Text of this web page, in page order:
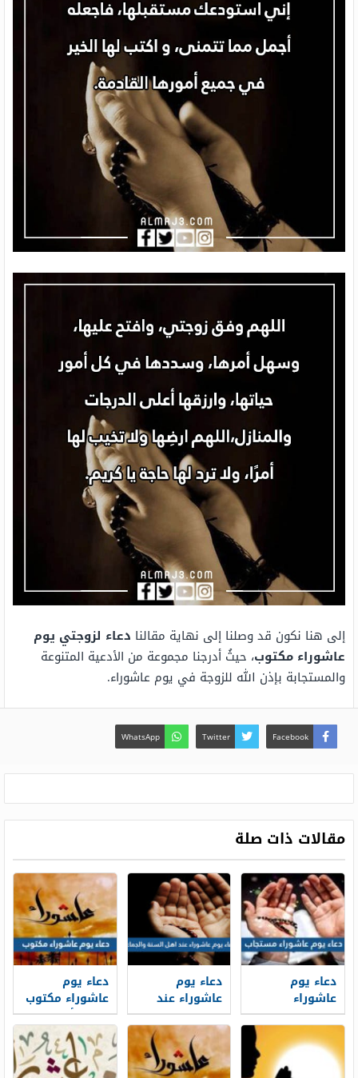
إلى هنا نكون قد وصلنا إلى نهاية مقالنا دعاء لزوجتي يوم
عاشوراء مكتوب، حيثُ أدرجنا مجموعة من الأدعية المتنوعة
والمستجابة بإذن الله للزوجة في يوم عاشوراء.
Facebook
Twitter
WhatsApp
مقالات ذات صلة
دعاء يوم
عاشوراء
مستجاب 1448 ،
أجمل أدعية
صيام عاشوراء
مكتوبة
دعاء يوم
عاشوراء عند
اهل السنة
والجماعة
مكتوب 1448
دعاء يوم
عاشوراء مكتوب
1448 ، أجمل
أدعية صيام
عاشوراء